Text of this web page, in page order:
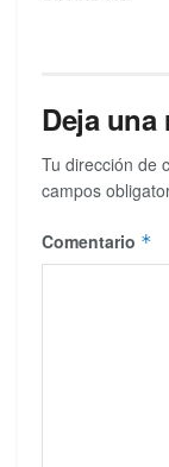
Deja una
Tu dirección de
campos
Comentario *